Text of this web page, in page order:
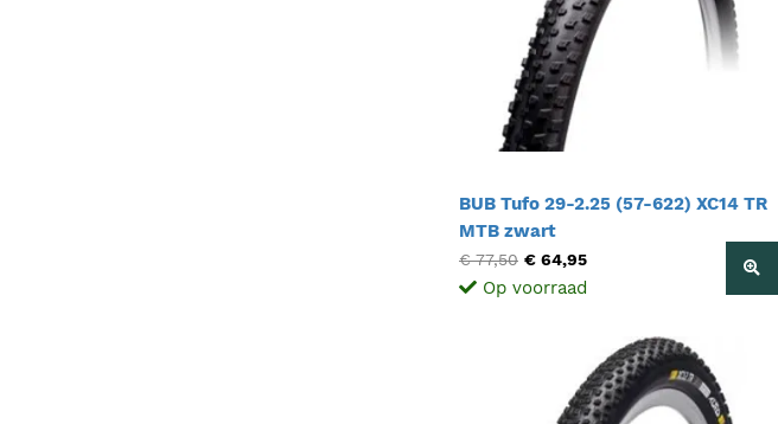
BUB Tufo 29-2.25 (57-622) XC14 TR
MTB zwart
€ 77,50 € 64,95
Op voorraad